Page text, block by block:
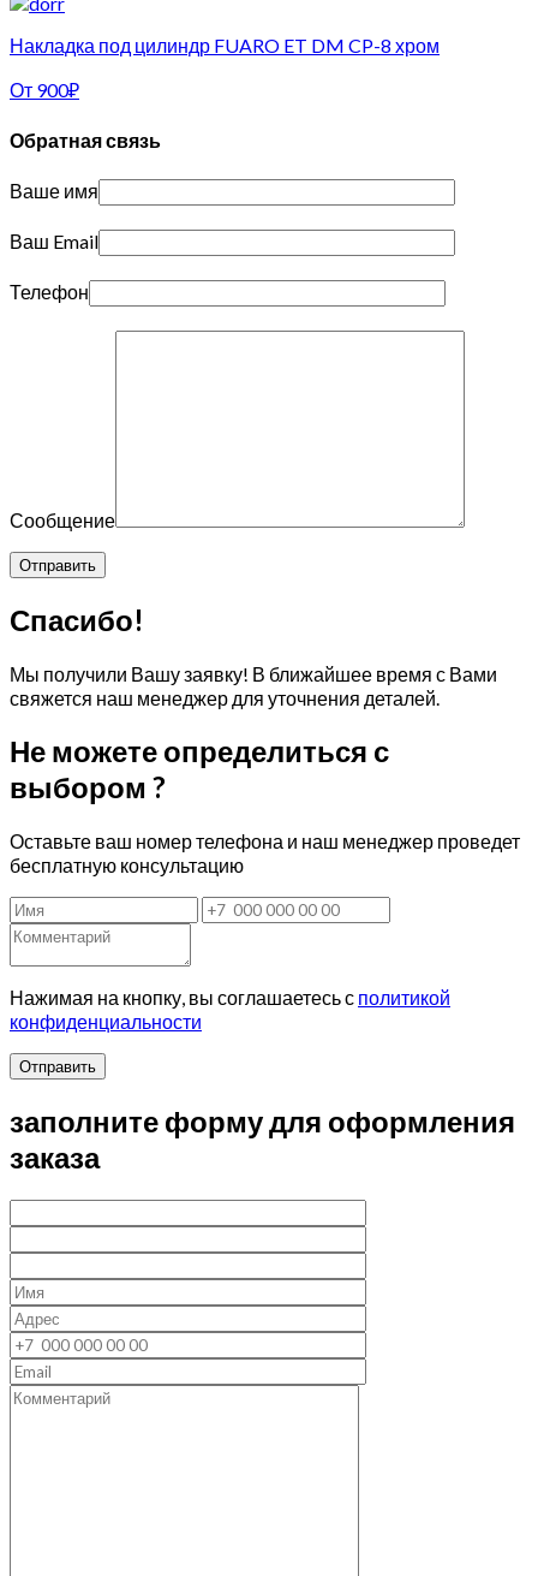
Накладка под цилиндр FUARO ET DM CP-8 хром
От 900₽
Обратная связь
Ваше имя
Ваш Email
Телефон
Сообщение
Спасибо!
Мы получили Вашу заявку! В ближайшее время с Вами
свяжется наш менеджер для уточнения деталей.
Не можете определиться с
выбором ?
Оставьте ваш номер телефона и наш менеджер проведет
бесплатную консультацию
Нажимая на кнопку, вы соглашаетесь с политикой
конфиденциальности
Отправить
заполните форму для оформления
заказа